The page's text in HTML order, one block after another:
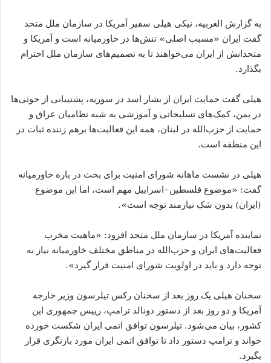
به گزارش العربیه، نیکی هیلی سفیر آمریکا در سازمان ملل متحد
گفت ایران «مسبب اصلی» تنش‌ها در خاورمیانه است و آمریکا و
متحدانش از ایران می‌خواهند تا به تصمیم‌های سازمان ملل احترام
بگذارد.
هیلی گفت حمایت ایران از بشار اسد در سوریه، پشتیبانی از حوثی‌ها
در یمن، کمک‌های تسلیحاتی و آموزشی به شبه نظامیان عراق و
حمایت از حزب‌الله در لبنان، همه این فعالیت‌ها برهم زننده ثبات در
این منطقه است.
هیلی در نشست ماهانه شورای امنیت برای بحث در باره خاورمیانه
گفت: «موضوع فلسطین-اسراییل مهم است، اما این موضوع
(ایران) بدون شک نیازمند توجه است».
نماینده آمریکا در سازمان ملل متحد افزود: «ماهیت مخرب
فعالیت‌های ایران و حزب‌الله در مناطق مختلف خاورمیانه نیاز به
توجه دارد و باید در اولویت شورای امنیت قرار گیرد».
سخنان هیلی یک روز بعد از سخنان رکس تیلرسون وزیر خارجه
آمریکا و دو روز بعد از دستور دونالد ترامپ، رییس جمهوری این
کشور، بیان می‌شود. تیلرسون توافق اتمی ایران شکست خورده
خواند و ترامپ دستور داد تا توافق اتمی ایران مورد بازنگری قرار
بگیرد.